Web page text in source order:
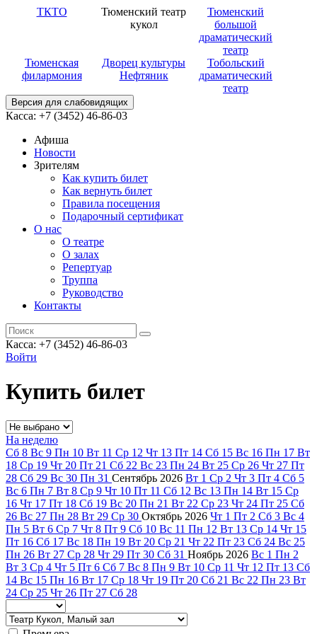
ТКТО
Тюменский театр
кукол
Тюменский
большой
драматический
театр
Тюменская
филармония
Дворец культуры
Нефтяник
Тобольский
драматический
театр
Версия для слабовидящих
Касса: +7 (3452) 46-86-03
Афиша
Новости
Зрителям
Как купить билет
Как вернуть билет
Правила посещения
Подарочный сертификат
О нас
О театре
О залах
Репертуар
Труппа
Руководство
Контакты
Касса: +7 (3452) 46-86-03
Войти
Купить билет
На неделю
Сб 8 Вс 9 Пн 10 Вт 11 Ср 12 Чт 13 Пт 14 Сб 15 Вс 16 Пн 17 Вт
18 Ср 19 Чт 20 Пт 21 Сб 22 Вс 23 Пн 24 Вт 25 Ср 26 Чт 27 Пт
28 Сб 29 Вс 30 Пн 31 Сентябрь 2026 Вт 1 Ср 2 Чт 3 Пт 4 Сб 5
Вс 6 Пн 7 Вт 8 Ср 9 Чт 10 Пт 11 Сб 12 Вс 13 Пн 14 Вт 15 Ср
16 Чт 17 Пт 18 Сб 19 Вс 20 Пн 21 Вт 22 Ср 23 Чт 24 Пт 25 Сб
26 Вс 27 Пн 28 Вт 29 Ср 30 Октябрь 2026 Чт 1 Пт 2 Сб 3 Вс 4
Пн 5 Вт 6 Ср 7 Чт 8 Пт 9 Сб 10 Вс 11 Пн 12 Вт 13 Ср 14 Чт 15
Пт 16 Сб 17 Вс 18 Пн 19 Вт 20 Ср 21 Чт 22 Пт 23 Сб 24 Вс 25
Пн 26 Вт 27 Ср 28 Чт 29 Пт 30 Сб 31 Ноябрь 2026 Вс 1 Пн 2
Вт 3 Ср 4 Чт 5 Пт 6 Сб 7 Вс 8 Пн 9 Вт 10 Ср 11 Чт 12 Пт 13 Сб
14 Вс 15 Пн 16 Вт 17 Ср 18 Чт 19 Пт 20 Сб 21 Вс 22 Пн 23 Вт
24 Ср 25 Чт 26 Пт 27 Сб 28